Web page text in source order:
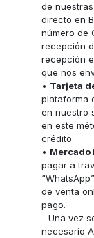
de
directo en
número de
recepción
recepción
que nos
• Tarjeta
plataforma
en nuestro
en este
crédito.
• Mercado
pagar a
de venta
pago.
- Una vez
necesario